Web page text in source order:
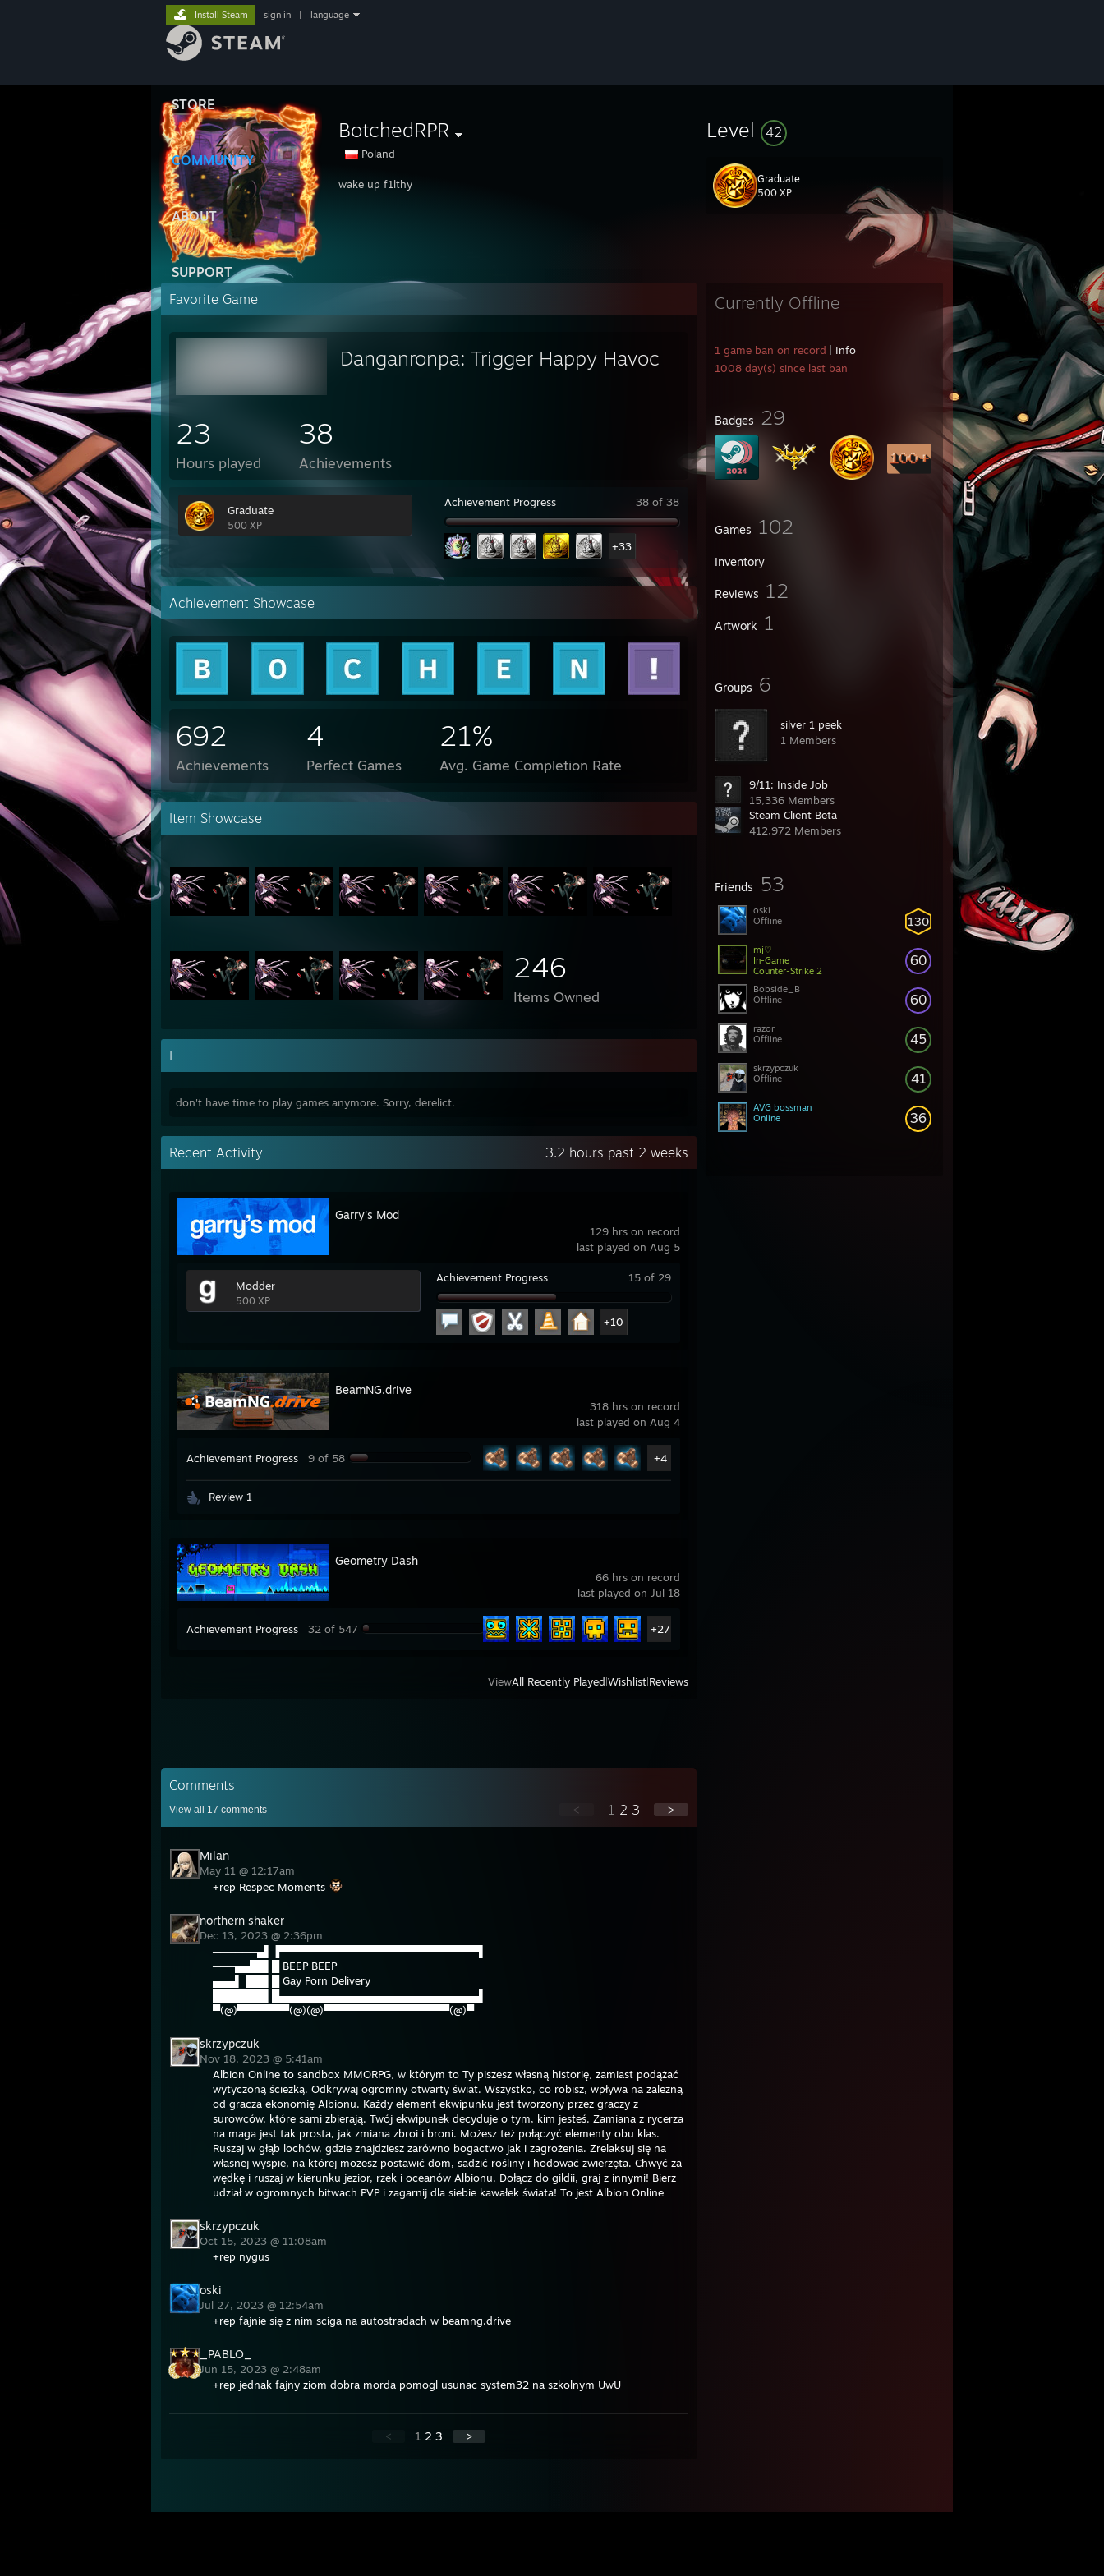
STORE
COMMUNITY
ABOUT
SUPPORT
Install Steam sign in language
BotchedRPR
Poland
wake up f1lthy
Level 42
Graduate
500 XP
Currently Offline
1 game ban on record
Info
1008 day(s) since last ban
Badges 29
Games 102
Inventory
Reviews 12
Artwork 1
Groups 6
silver 1 peek
1 Members
9/11: Inside Job
15,336 Members
Steam Client Beta
412,972 Members
Friends 53
130
oski
Offline
60
mj♡
In-Game
Counter-Strike 2
60
Bobside_B
Offline
45
razor
Offline
41
skrzypczuk
Offline
36
AVG bossman
Online
Favorite Game
Danganronpa: Trigger Happy Havoc
23
Hours played
38
Achievements
Graduate
500 XP
Achievement Progress 38 of 38
+33
Achievement Showcase
692
Achievements
4
Perfect Games
21%
Avg. Game Completion Rate
Item Showcase
246
Items Owned
I
don't have time to play games anymore. Sorry, derelict.
Recent Activity 3.2 hours past 2 weeks
129 hrs on record
last played on Aug 5
Garry's Mod
Modder
500 XP
Achievement Progress 15 of 29
+10
318 hrs on record
last played on Aug 4
BeamNG.drive
Achievement Progress 9 of 58 +4
Review 1
66 hrs on record
last played on Jul 18
Geometry Dash
Achievement Progress 32 of 547 +27
ViewAll Recently Played Wishlist Reviews
Comments
View all 17 comments < 1 2 3 >
Milan
May 11 @ 12:17am
+rep Respec Moments
northern shaker
Dec 13, 2023 @ 2:36pm
──────▄▌▐▀▀▀▀▀▀▀▀▀▀▀▀▀▀▀▀▀▀▀▀▀​▀▀▀▀▀▀▌
───▄▄██▌█ BEEP BEEP
▄▄▄▌▐██▌█ Gay Porn Delivery
███████▌█▄▄▄▄▄▄▄▄▄▄▄▄▄▄▄▄▄▄▄▄▄​▄▄▄▄▄▄▌
▀(@)▀▀▀▀▀▀▀(@)(@)▀▀▀▀▀▀▀▀▀▀▀▀▀​▀▀▀▀(@)▀
skrzypczuk
Nov 18, 2023 @ 5:41am
Albion Online to sandbox MMORPG, w którym to Ty piszesz własną historię, zamiast podążać
wytyczoną ścieżką. Odkrywaj ogromny otwarty świat. Wszystko, co robisz, wpływa na zależną
od gracza ekonomię Albionu. Każdy element ekwipunku jest tworzony przez graczy z
surowców, które sami zbierają. Twój ekwipunek decyduje o tym, kim jesteś. Zamiana z rycerza
na maga jest tak prosta, jak zmiana zbroi i broni. Możesz też połączyć elementy obu klas.
Ruszaj w głąb lochów, gdzie znajdziesz zarówno bogactwo jak i zagrożenia. Zrelaksuj się na
własnej wyspie, na której możesz postawić dom, sadzić rośliny i hodować zwierzęta. Chwyć za
wędkę i ruszaj w kierunku jezior, rzek i oceanów Albionu. Dołącz do gildii, graj z innymi! Bierz
udział w ogromnych bitwach PVP i zagarnij dla siebie kawałek świata! To jest Albion Online
skrzypczuk
Oct 15, 2023 @ 11:08am
+rep nygus
oski
Jul 27, 2023 @ 12:54am
+rep fajnie się z nim sciga na autostradach w beamng.drive
_PABLO_
Jun 15, 2023 @ 2:48am
+rep jednak fajny ziom dobra morda pomogl usunac system32 na szkolnym UwU
< 1 2 3 >